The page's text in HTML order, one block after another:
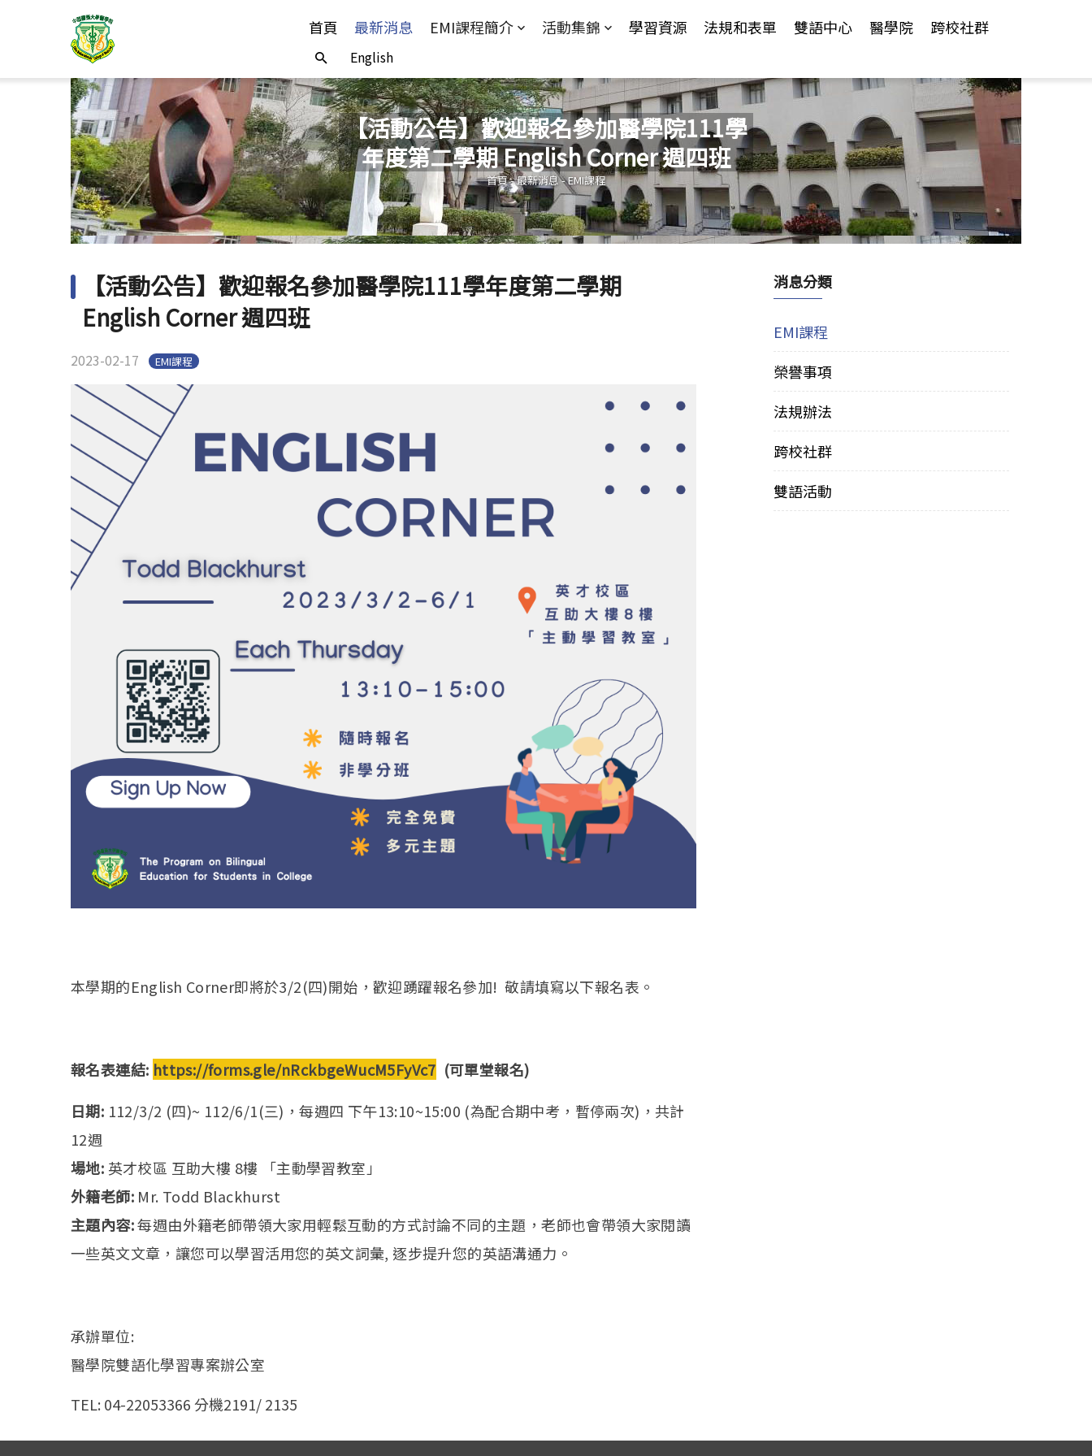
首頁 最新消息 EMI課程簡介 活動集錦 學習資源 法規和表單 雙語中心 醫學院 跨校社群
English
【活動公告】歡迎報名參加醫學院111學
年度第二學期 English Corner 週四班
您在這裡
首頁-最新消息-EMI課程
【活動公告】歡迎報名參加醫學院111學年度第二學期
English Corner 週四班
2023-02-17 EMI課程
本學期的English Corner即將於3/2(四)開始，歡迎踴躍報名參加! 敬請填寫以下報名表。
報名表連結: https://forms.gle/nRckbgeWucM5FyVc7 (可單堂報名)
日期: 112/3/2 (四)~ 112/6/1(三)，每週四 下午13:10~15:00 (為配合期中考，暫停兩次)，共計
12週
場地: 英才校區 互助大樓 8樓 「主動學習教室」
外籍老師: Mr. Todd Blackhurst
主題內容:每週由外籍老師帶領大家用輕鬆互動的方式討論不同的主題，老師也會帶領大家閱讀
一些英文文章， 讓您可以學習活用您的英文詞彙, 逐步提升您的英語溝通力。
承辦單位:
醫學院雙語化學習專案辦公室
TEL: 04-22053366 分機2191/ 2135
消息分類
EMI課程
榮譽事項
法規辦法
跨校社群
雙語活動